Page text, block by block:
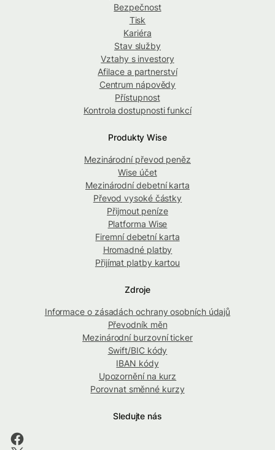
Bezpečnost
Tisk
Kariéra
Stav služby
Vztahy s investory
Afilace a partnerství
Centrum nápovědy
Přístupnost
Kontrola dostupnosti funkcí
Produkty Wise
Mezinárodní převod peněz
Wise účet
Mezinárodní debetní karta
Převod vysoké částky
Přijmout peníze
Platforma Wise
Firemní debetní karta
Hromadné platby
Přijímat platby kartou
Zdroje
Informace o zásadách ochrany osobních údajů
Převodník měn
Mezinárodní burzovní ticker
Swift/BIC kódy
IBAN kódy
Upozornění na kurz
Porovnat směnné kurzy
Sledujte nás